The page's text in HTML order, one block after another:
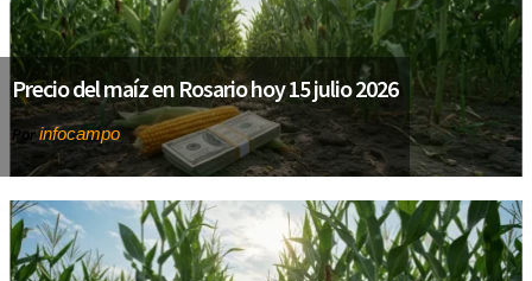
Precio del maíz en Rosario hoy 15 julio 2026
Porinfocampo